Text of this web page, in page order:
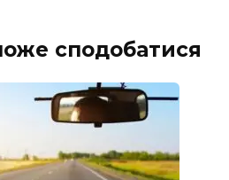
сподобатися